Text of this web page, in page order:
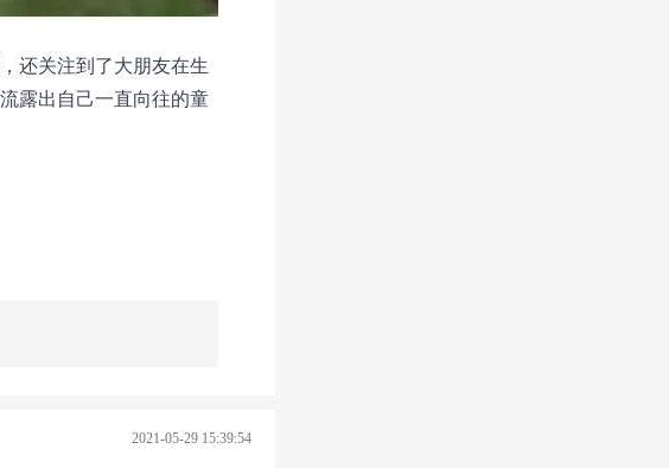
还关注到了大朋友在生
露出自己一直向往的童
2021-05-29 15:39:54